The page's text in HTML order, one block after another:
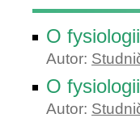
O
Autor:
O
Autor: